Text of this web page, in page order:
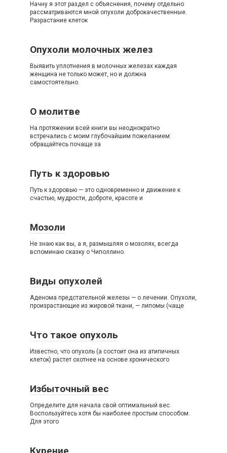
Начну я этот раздел с объяснения, почему отдельно
рассматриваются мной опухоли доброкачественные.
Разрастание клеток
Опухоли молочных желез
Выявить уплотнения в молочных железах каждая
женщина не только может, но и должна
самостоятельно.
О молитве
На протяжении всей книги вы неоднократно
встречались с моим глубочайшим пожеланием:
обращайтесь почаще за
Путь к здоровью
Путь к здоровью — это одновременно и движение к
счастью, мудрости, доброте, красоте и
Мозоли
Не знаю как вы, а я, размышляя о мозолях, всегда
вспоминаю сказку о Чиполлино.
Виды опухолей
Аденома предстательной железы — о лечении. Опухоли,
произрастающие из жировой ткани, — липомы (чаще
Что такое опухоль
Известно, что опухоль (а состоит она из атипичных
клеток) растет охотнее на основе хронического
Избыточный вес
Определите для начала свой оптимальный вес.
Воспользуйтесь хотя бы наиболее простым способом.
Для этого